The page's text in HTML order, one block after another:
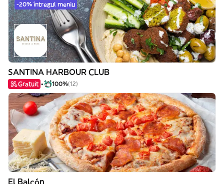
-20% întregul meniu
SANTINA HARBOUR CLUB
Gratuit 100%(12)
El Balcón